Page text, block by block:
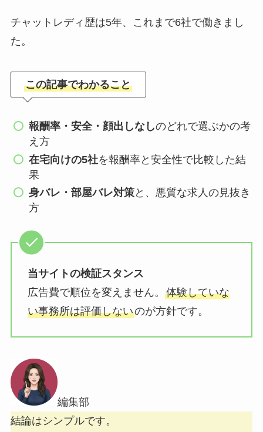
チャットレディ歴は5年、これまで6社で働きまし
た。
この記事でわかること
報酬率・安全・顔出しなしのどれで選ぶかの考
え方
在宅向けの5社を報酬率と安全性で比較した結
果
身バレ・部屋バレ対策と、悪質な求人の見抜き
方
当サイトの検証スタンス
広告費で順位を変えません。 体験していな
い事務所は評価しないのが方針です。
編集部
結論はシンプルです。